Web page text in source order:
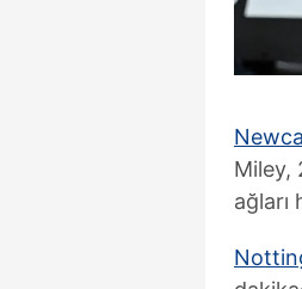
Miley,
ağları